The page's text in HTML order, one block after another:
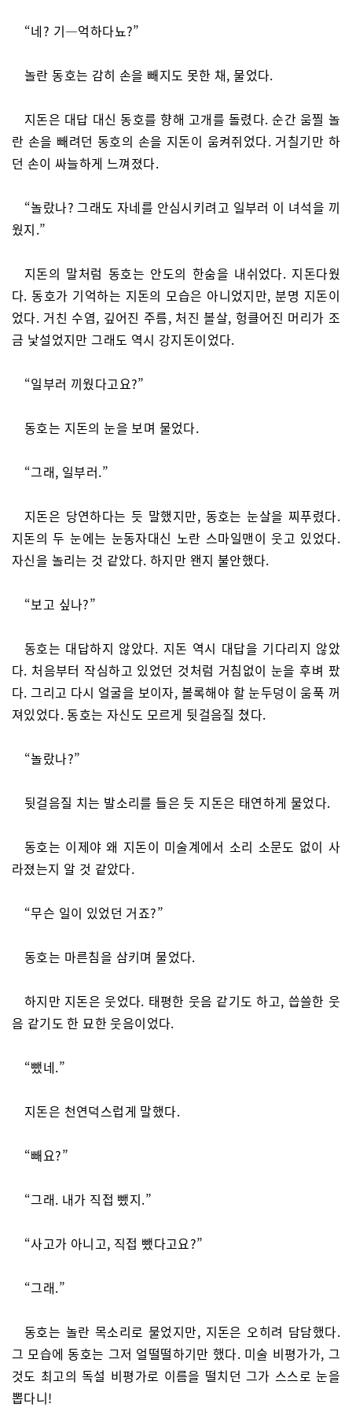
“네? 기―억하다뇨?”
놀란 동호는 감히 손을 빼지도 못한 채, 물었다.
지돈은 대답 대신 동호를 향해 고개를 돌렸다. 순간 움찔 놀
란 손을 빼려던 동호의 손을 지돈이 움켜쥐었다. 거칠기만 하
던 손이 싸늘하게 느껴졌다.
“놀랐나? 그래도 자네를 안심시키려고 일부러 이 녀석을 끼
웠지.”
지돈의 말처럼 동호는 안도의 한숨을 내쉬었다. 지돈다웠
다. 동호가 기억하는 지돈의 모습은 아니었지만, 분명 지돈이
었다. 거친 수염, 깊어진 주름, 처진 볼살, 헝클어진 머리가 조
금 낯설었지만 그래도 역시 강지돈이었다.
“일부러 끼웠다고요?”
동호는 지돈의 눈을 보며 물었다.
“그래, 일부러.”
지돈은 당연하다는 듯 말했지만, 동호는 눈살을 찌푸렸다.
지돈의 두 눈에는 눈동자대신 노란 스마일맨이 웃고 있었다.
자신을 놀리는 것 같았다. 하지만 왠지 불안했다.
“보고 싶나?”
동호는 대답하지 않았다. 지돈 역시 대답을 기다리지 않았
다. 처음부터 작심하고 있었던 것처럼 거침없이 눈을 후벼 팠
다. 그리고 다시 얼굴을 보이자, 볼록해야 할 눈두덩이 움푹 꺼
져있었다. 동호는 자신도 모르게 뒷걸음질 쳤다.
“놀랐나?”
뒷걸음질 치는 발소리를 들은 듯 지돈은 태연하게 물었다.
동호는 이제야 왜 지돈이 미술계에서 소리 소문도 없이 사
라졌는지 알 것 같았다.
“무슨 일이 있었던 거죠?”
동호는 마른침을 삼키며 물었다.
하지만 지돈은 웃었다. 태평한 웃음 같기도 하고, 씁쓸한 웃
음 같기도 한 묘한 웃음이었다.
“뺐네.”
지돈은 천연덕스럽게 말했다.
“빼요?”
“그래. 내가 직접 뺐지.”
“사고가 아니고, 직접 뺐다고요?”
“그래.”
동호는 놀란 목소리로 물었지만, 지돈은 오히려 담담했다.
그 모습에 동호는 그저 얼떨떨하기만 했다. 미술 비평가가, 그
것도 최고의 독설 비평가로 이름을 떨치던 그가 스스로 눈을
뽑다니!